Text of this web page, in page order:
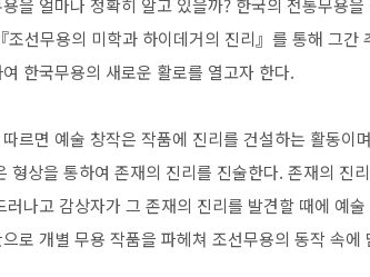
을 얼마나 정확히 알고 있을까? 한국의 전통무용
조선무용의 미학과 하이데거의 진리』를 통해 그간
한국무용의 새로운 활로를 열고자 한다.
르면 예술 창작은 작품에 진리를 건설하는 활동이
형상을 통하여 존재의 진리를 진술한다. 존재의 진
러나고 감상자가 그 존재의 진리를 발견할 때에 예
로 개별 무용 작품을 파헤쳐 조선무용의 동작 속